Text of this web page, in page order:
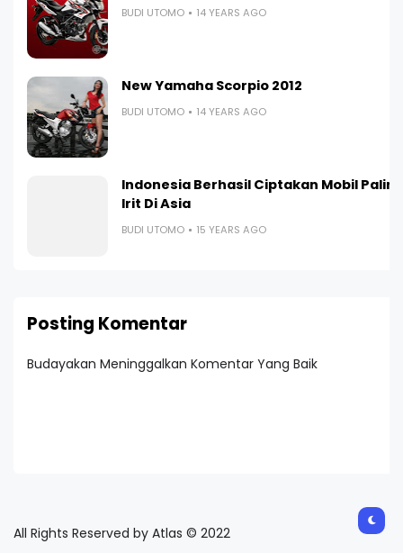
BUDI UTOMO 14 YEARS AGO
New Yamaha Scorpio 2012
BUDI UTOMO 14 YEARS AGO
Indonesia Berhasil Ciptakan Mobil Paling
Irit Di Asia
BUDI UTOMO 15 YEARS AGO
Posting Komentar
Budayakan Meninggalkan Komentar Yang Baik
All Rights Reserved by Atlas © 2022